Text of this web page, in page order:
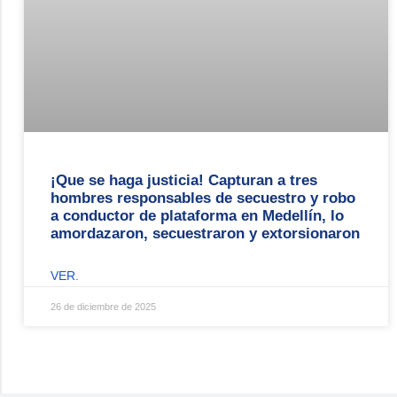
¡Que se haga justicia! Capturan a tres
hombres responsables de secuestro y robo
a conductor de plataforma en Medellín, lo
amordazaron, secuestraron y extorsionaron
VER.
26 de diciembre de 2025